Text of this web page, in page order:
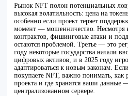
Рынок NFT полон потенциальных
высокая волатильность: цена на
особенно если проект теряет
момент — мошенничество. Несмотря
контрактов, фишинговые атаки и
остаются проблемой. Третье — это
году некоторые государства начали
цифровых активов, и в 2025 году
адаптироваться к новым законам.
покупаете NFT, важно понимать, как
проекта и где хранятся ваши данные
централизованном сервере.